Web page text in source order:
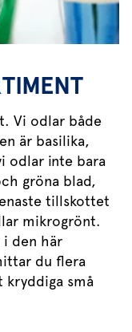
Vi odlar både
är basilika,
odlar inte bara
gröna blad,
tillskottet
mikrogrönt.
i den här
du flera
kryddiga små